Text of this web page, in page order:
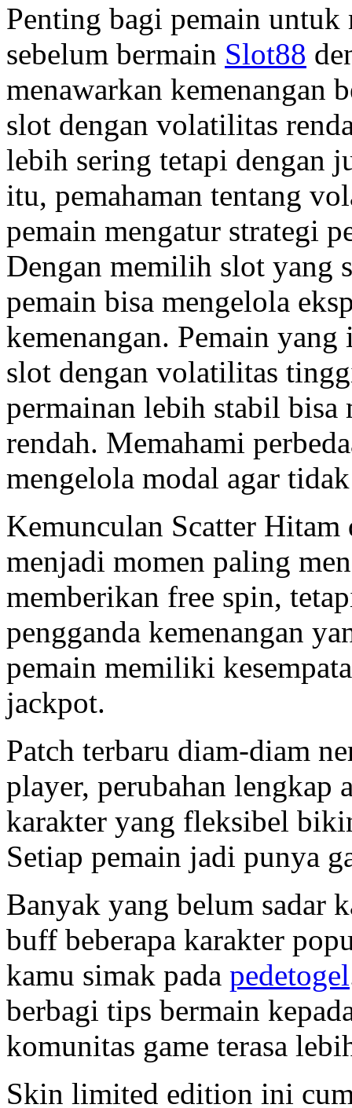
Penting bagi pemain
sebelum bermain Slot88
menawarkan kemenangan
slot dengan volatilitas
lebih sering tetapi dengan
itu, pemahaman tentang
pemain mengatur strategi
Dengan memilih slot yang
pemain bisa mengelola
kemenangan. Pemain
slot dengan volatilitas
permainan lebih stabil
rendah. Memahami
mengelola modal agar
Kemunculan Scatter
menjadi momen paling
memberikan free spin,
pengganda kemenangan
pemain memiliki
jackpot.
Patch terbaru diam-diam
player, perubahan lengkap
karakter yang fleksibel
Setiap pemain jadi punya
Banyak yang belum sadar
buff beberapa karakter
kamu simak pada pedetogel
berbagi tips bermain
komunitas game terasa
Skin limited edition ini